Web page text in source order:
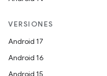
VERSIONES
Android 17
Android 16
Android 15